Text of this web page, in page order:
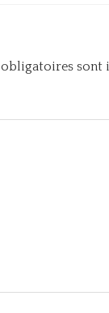
obligatoires sont